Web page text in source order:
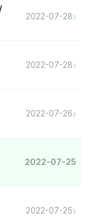
2022-07-28›
2022-07-28›
2022-07-26›
2022-07-25
2022-07-25›